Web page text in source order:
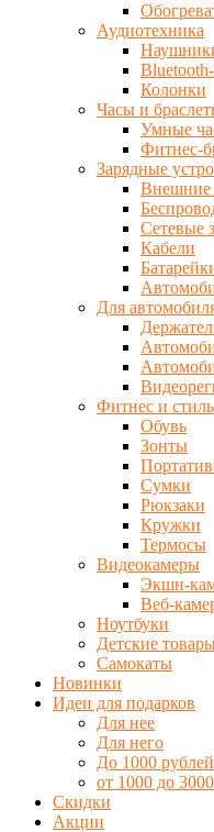
Аудиотехника
Колонки
Часы и
Умные
Фитнес-
Зарядные
Внешние
Сетевые
Кабели
Для
Фитнес и стиль
Обувь
Зонты
Сумки
Рюкзаки
Кружки
Термосы
Видеокамеры
Экшн-
Веб-
Ноутбуки
Детские
Самокаты
Новинки
Идеи для подарков
Для нее
Для него
До 1000 рублей
от 1000 до
Скидки
Акции